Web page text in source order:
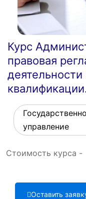
Курс
правовая
управление
Стоимость курса -
Оставить